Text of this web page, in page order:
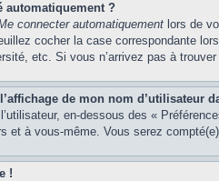
automatiquement ?
connecter automatiquement lors de
cocher la case correspondante
etc. Si vous n’arrivez pas à
de mon nom d’utilisateur
en-dessous des «
et à vous-même. Vous serez
!